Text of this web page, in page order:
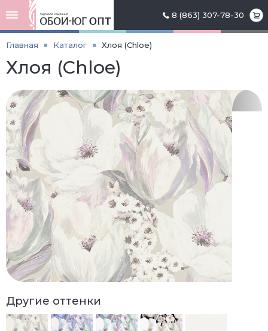
8 (863) 307-78-30
Главная Каталог Хлоя (Chloe)
Хлоя (Chloe)
Другие оттенки